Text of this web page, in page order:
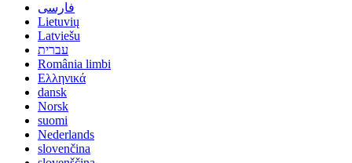
فارسی
Lietuvių
Latviešu
עברית
România limbi
Ελληνικά
dansk
Norsk
suomi
Nederlands
slovenčina